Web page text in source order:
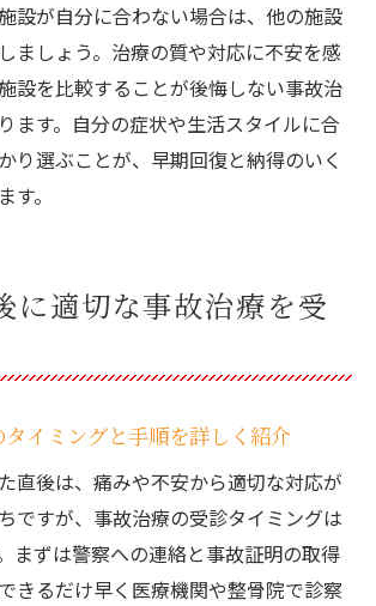
設が自分に合わない場合は、他の施設
ましょう。治療の質や対応に不安を感
設を比較することが後悔しない事故治
ます。自分の症状や生活スタイルに合
り選ぶことが、早期回復と納得のいく
。
に適切な事故治療を受
イミングと手順を詳しく紹介
直後は、痛みや不安から適切な対応が
ですが、事故治療の受診タイミングは
まずは警察への連絡と事故証明の取得
きるだけ早く医療機関や整骨院で診察